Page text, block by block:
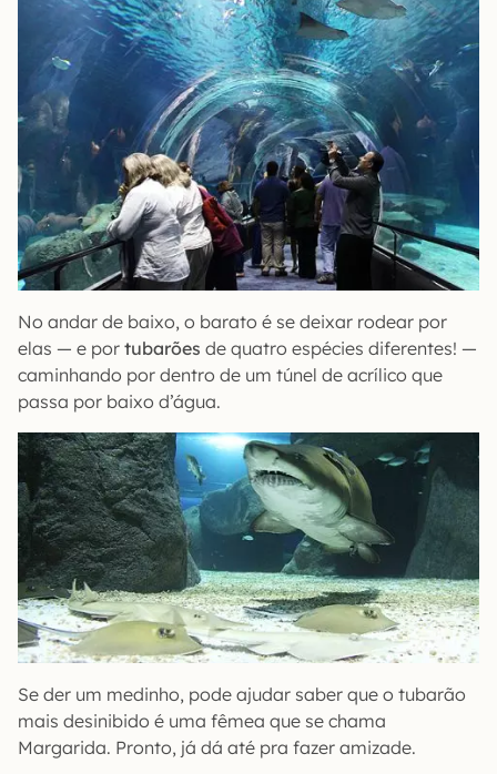
No andar de baixo, o barato é se deixar rodear por
elas — e por tubarões de quatro espécies diferentes! —
caminhando por dentro de um túnel de acrílico que
passa por baixo d’água.
Se der um medinho, pode ajudar saber que o tubarão
mais desinibido é uma fêmea que se chama
Margarida. Pronto, já dá até pra fazer amizade.